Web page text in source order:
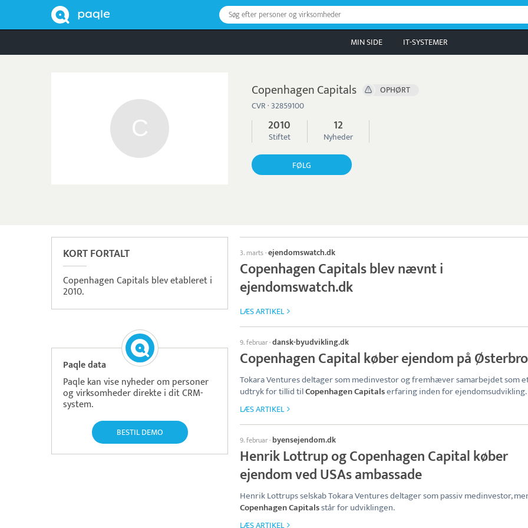
Søg efter personer og virksomheder
MIN SIDE IT-SYSTEMER
Copenhagen Capitals
OPHØRT
CVR · 32859100
2010
Stiftet
12
Nyheder
FØLG
KORT FORTALT
Copenhagen Capitals blev etableret i
2010.
Paqle data
Paqle kan vise nyheder om personer
og virksomheder direkte i dit CRM-
system.
BESTIL DEMO
3. marts·ejendomswatch.dk
Copenhagen Capitals blev nævnt i
ejendomswatch.dk
LÆS ARTIKEL
9. februar·dansk-byudvikling.dk
Copenhagen Capital køber ejendom på Østerbro
Tokara Ventures deltager som medinvestor og fremhæver samarbejdet som
udtryk for tillid tilCopenhagen Capitalserfaring inden for ejendomsudvikling.
LÆS ARTIKEL
9. februar· byensejendom.dk
Henrik Lottrup og Copenhagen Capital køber
ejendom ved USAs ambassade
Henrik Lottrups selskab Tokara Ventures deltager som passiv medinvestor,
Copenhagen Capitalsstår for udviklingen.